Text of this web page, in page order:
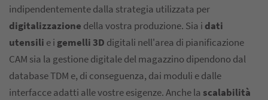
indipendentemente dalla strategia utilizzata per
digitalizzazione della vostra produzione. Sia i dati
utensili e i gemelli 3D digitali nell'area di pianificazione
CAM sia la gestione digitale del magazzino dipendono dal
database TDM e, di conseguenza, dai moduli e dalle
interfacce adatti alle vostre esigenze. Anche la scalabilità